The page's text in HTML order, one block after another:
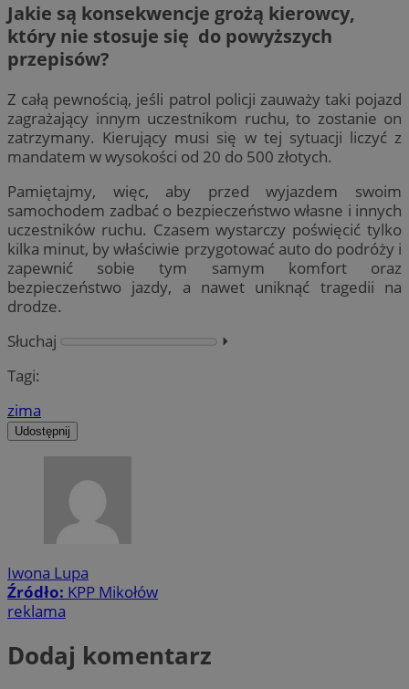
Jakie są konsekwencje grożą kierowcy,
który nie stosuje się do powyższych
przepisów?
Z całą pewnością, jeśli patrol policji zauważy taki pojazd
zagrażający innym uczestnikom ruchu, to zostanie on
zatrzymany. Kierujący musi się w tej sytuacji liczyć z
mandatem w wysokości od 20 do 500 złotych.
Pamiętajmy, więc, aby przed wyjazdem swoim
samochodem zadbać o bezpieczeństwo własne i innych
uczestników ruchu. Czasem wystarczy poświęcić tylko
kilka minut, by właściwie przygotować auto do podróży i
zapewnić sobie tym samym komfort oraz
bezpieczeństwo jazdy, a nawet uniknąć tragedii na
drodze.
Słuchaj
⏵︎
Tagi:
zima
Udostępnij
Iwona Lupa
Źródło: KPP Mikołów
reklama
Dodaj komentarz